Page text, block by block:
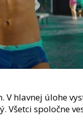
hlavnej úlohe
Všetci